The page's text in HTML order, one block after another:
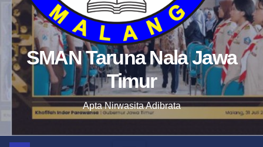
SMAN Taruna Nala Jawa
Timur
Apta Nirwasita Adibrata